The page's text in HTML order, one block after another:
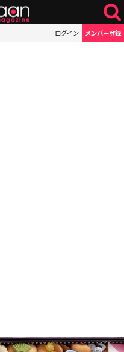
ログイン メンバー登録